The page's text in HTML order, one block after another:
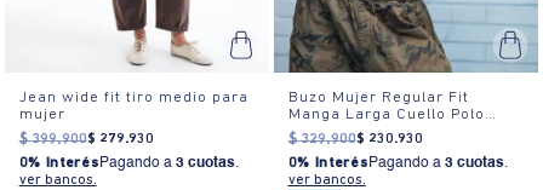
Jean wide fit tiro medio para
mujer
$ 399.900$ 279.930
0% Interés Pagando a 3 cuotas.
ver bancos.
Buzo Mujer Regular Fit
Manga Larga Cuello Polo
Bordado
$ 329.900$ 230.930
0% Interés Pagando a 3 cuotas.
ver bancos.